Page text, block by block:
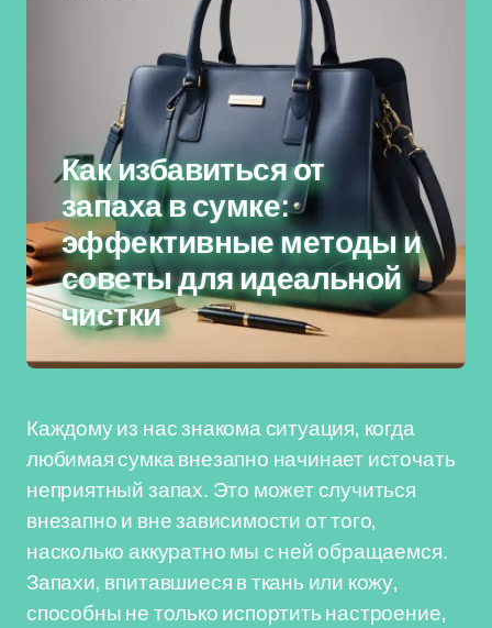
Как избавиться от
запаха в сумке:
эффективные методы и
советы для идеальной
чистки
Каждому из нас знакома ситуация, когда
любимая сумка внезапно начинает источать
неприятный запах. Это может случиться
внезапно и вне зависимости от того,
насколько аккуратно мы с ней обращаемся.
Запахи, впитавшиеся в ткань или кожу,
способны не только испортить настроение,